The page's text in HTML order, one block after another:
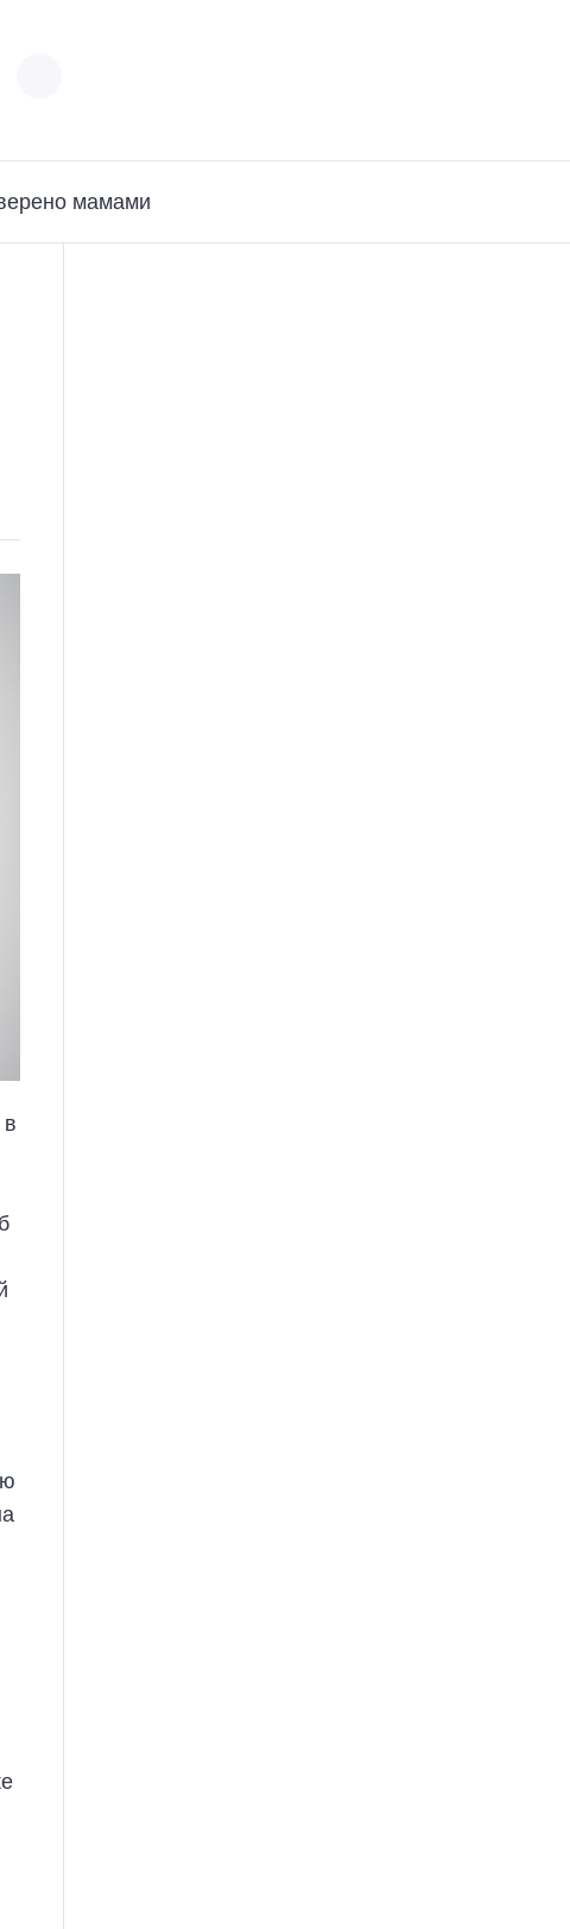
мамами